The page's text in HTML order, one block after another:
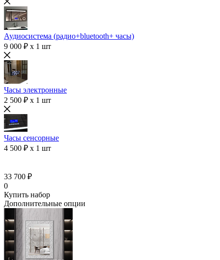
Аудиосистема (радио+bluetooth+ часы)
9 000 ₽ x 1 шт
Часы электронные
2 500 ₽ x 1 шт
Часы сенсорные
4 500 ₽ x 1 шт
33 700 ₽
0
Купить набор
Дополнительные опции